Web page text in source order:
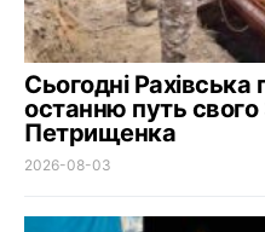
Сьогодні
останню путь
Петрищенка
2026-08-03